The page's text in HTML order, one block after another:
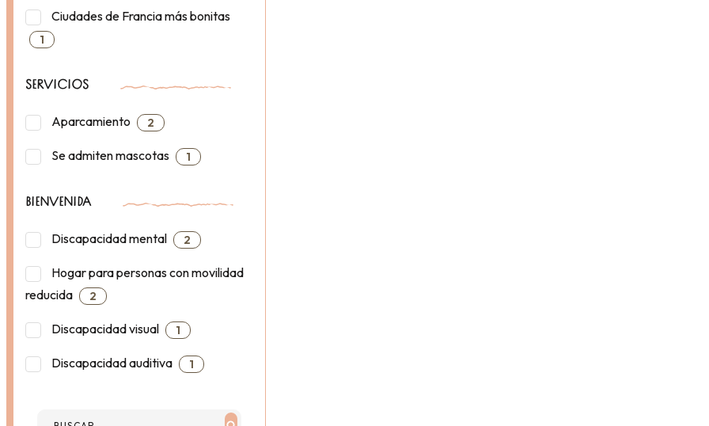
Ciudades de Francia más bonitas
1
SERVICIOS
Aparcamiento 2
Se admiten mascotas 1
BIENVENIDA
Discapacidad mental 2
Hogar para personas con movilidad
reducida
2
Discapacidad visual 1
Discapacidad auditiva 1